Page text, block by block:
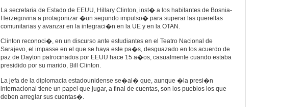
La secretaria de Estado de EEUU, Hillary Clinton, inst� a los habitantes de Bosnia-
Herzegovina a protagonizar �un segundo impulso� para superar las querellas
comunitarias y avanzar en la integraci�n en la UE y en la OTAN.
Clinton reconoci�, en un discurso ante estudiantes en el Teatro Nacional de
Sarajevo, el impasse en el que se haya este pa�s, desguazado en los acuerdo de
paz de Dayton patrocinados por EEUU hace 15 a�os, casualmente cuando estaba
presidido por su marido, Bill Clinton.
La jefa de la diplomacia estadounidense se�al� que, aunque �la presi�n
internacional tiene un papel que jugar, a final de cuentas, son los pueblos los que
deben arreglar sus cuentas�.